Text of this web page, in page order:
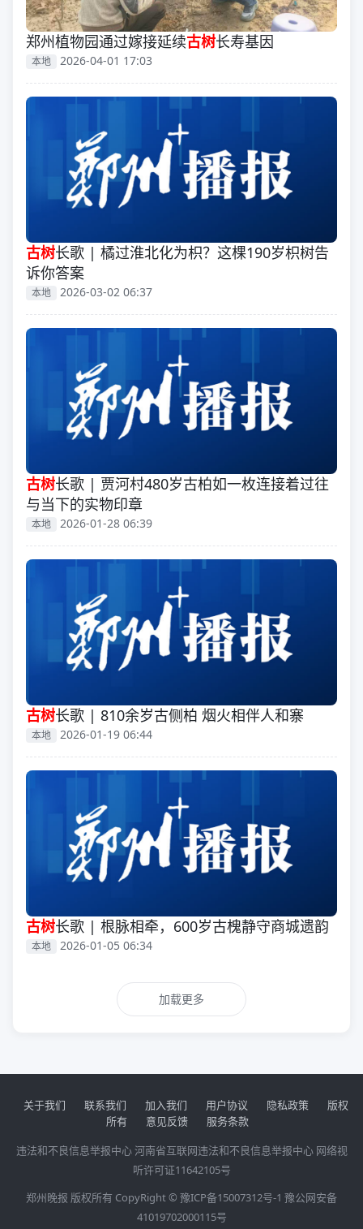
郑州植物园通过嫁接延续古树长寿基因
本地 2026-04-01 17:03
古树长歌 | 橘过淮北化为枳？这棵190岁枳树告
诉你答案
本地 2026-03-02 06:37
古树长歌 | 贾河村480岁古柏如一枚连接着过往
与当下的实物印章
本地 2026-01-28 06:39
古树长歌 | 810余岁古侧柏 烟火相伴人和寨
本地 2026-01-19 06:44
古树长歌 | 根脉相牵，600岁古槐静守商城遗韵
本地 2026-01-05 06:34
加载更多
关于我们 联系我们 加入我们 用户协议 隐私政策
版权
所有
意见反馈
服务条款
违法和不良信息举报中心河南省互联网违法和不良信息举报中心 网络视
听许可证11642105号
郑州晚报 版权所有 CopyRight © 豫ICP备15007312号-1 豫公网安备
41019702000115号